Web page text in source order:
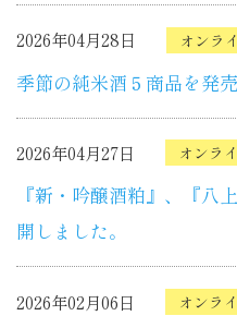
2026年04月28日 オンラ
季節の純米酒５商品を発売
2026年04月27日 オンラ
『新・吟醸酒粕』、『八
開しました。
2026年02月06日 オンラ